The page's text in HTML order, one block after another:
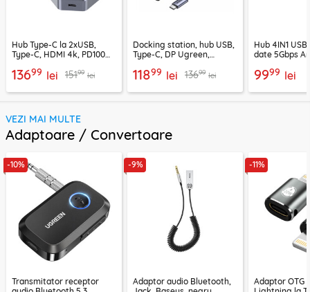
Hub Type-C la 2xUSB,
Type-C, HDMI 4k, PD100W,
13699 lei 15199 lei
Docking station, hub USB,
Type-C, DP Ugreen,
11899 lei 13699 lei
Hub 4IN1
date 5Gbps
9999 lei
VEZI MAI MULTE
Adaptoare / Convertoare
-10%
Transmitator receptor
-9%
Adaptor audio Bluetooth,
-11%
Adaptor OTG